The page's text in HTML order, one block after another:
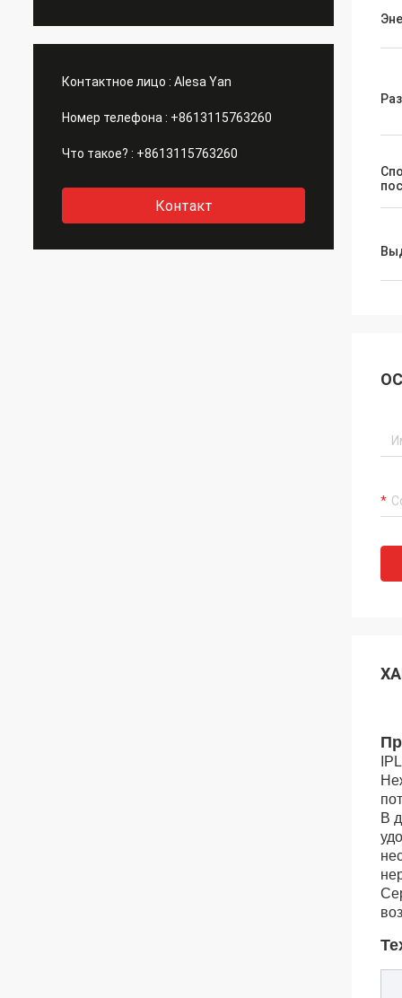
Контактное лицо : Alesa Yan
Номер телефона : +8613115763260
Что такое? : +8613115763260
Контакт
В